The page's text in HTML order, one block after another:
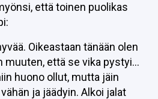
että toinen puolikas
Oikeastaan tänään olen
muuten, että se vika pystyi…
huono ollut, mutta jäin
ja jäädyin. Alkoi jalat